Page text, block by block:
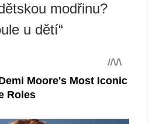
modřinu?
u dětí“